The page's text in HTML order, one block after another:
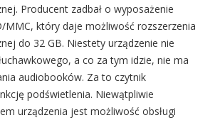
Producent zadbał o wyposażenie
MMC, który daje możliwość rozszerzenia
do 32 GB. Niestety urządzenie nie
a co za tym idzie, nie ma
audiobooków. Za to czytnik
podświetlenia. Niewątpliwie
urządzenia jest możliwość obsługi